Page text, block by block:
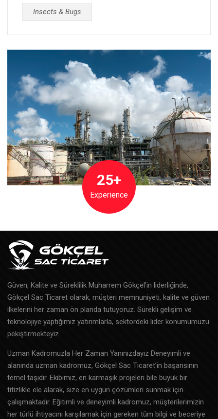
Insects & Bugs
25+
Experience
Güven, Kalite ve Süreklilik Muharrem Gökçel’in liderliğinde,
Gökçel Sac Ticaret olarak, müşteri memnuniyeti, kalite ve güven
ilkelerini her zaman ön planda tutuyoruz. Sürekli gelişim ve
teknolojiye yaptığımız yatırımlarla, sektördeki lider konumumuzu
pekiştirmekteyiz.
Uzman Kadromuzla Her Zaman Yanınızdayız Deneyimli ve
alanında uzman kadromuz, Gökçel Sac Ticaret’in başarısının
temel taşıdır. Ekibimiz, en karmaşık projeleri bile büyük bir
titizlikle ele alarak, size en uygun çözümleri sunmak için
çalışmaktadır. Eğitimli ve deneyimli kadromuz, müşterilerimizin
her türlü ihtiyacını karşılamak için gereken tüm bilgi ve beceriye